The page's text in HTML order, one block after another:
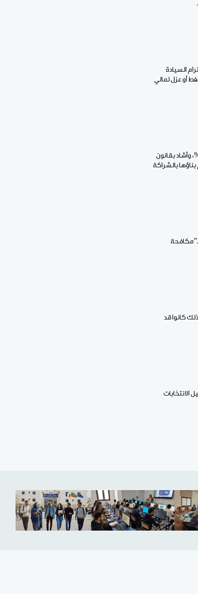
وذلك من خلال 3 مبادئ هي “احترام السيادة
أو عزل لمالي
بالمحور الاقتصادي، أعرب الرئيس الانتقالي عن تفاؤله بشأن معدل النمو في عام 2025، متوقعا وصوله 6%، وأشاد بقانون
بالشراكة
ذلك كانوا قد
السلطة للمدنيين بحلول مارس 2024، قبل أن تعلن حكومته في الـ25 سبتمبر 2023 تأجيل الانتخابات